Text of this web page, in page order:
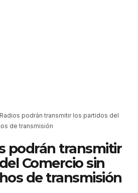
Radios podrán transmitir los partidos del
de transmisión
podrán transmitir
Comercio sin
de transmisión